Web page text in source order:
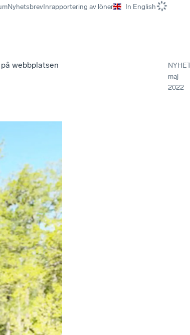
NyhetsbrevInrapportering av löner In English
webbplatsen
maj
2022